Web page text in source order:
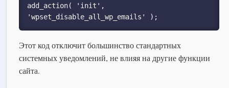
add_action( 'init',
'wpset_disable_all_wp_emails' );
Этот код отключит большинство стандартных
системных уведомлений, не влияя на другие функции
сайта.